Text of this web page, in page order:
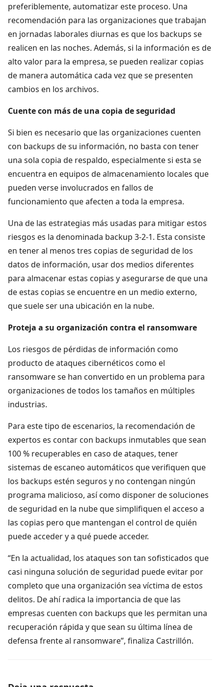
preferiblemente, automatizar este proceso. Una
recomendación para las organizaciones que trabajan
en jornadas laborales diurnas es que los backups se
realicen en las noches. Además, si la información es de
alto valor para la empresa, se pueden realizar copias
de manera automática cada vez que se presenten
cambios en los archivos.
Cuente con más de una copia de seguridad
Si bien es necesario que las organizaciones cuenten
con backups de su información, no basta con tener
una sola copia de respaldo, especialmente si esta se
encuentra en equipos de almacenamiento locales que
pueden verse involucrados en fallos de
funcionamiento que afecten a toda la empresa.
Una de las estrategias más usadas para mitigar estos
riesgos es la denominada backup 3-2-1. Esta consiste
en tener al menos tres copias de seguridad de los
datos de información, usar dos medios diferentes
para almacenar estas copias y asegurarse de que una
de estas copias se encuentre en un medio externo,
que suele ser una ubicación en la nube.
Proteja a su organización contra el ransomware
Los riesgos de pérdidas de información como
producto de ataques cibernéticos como el
ransomware se han convertido en un problema para
organizaciones de todos los tamaños en múltiples
industrias.
Para este tipo de escenarios, la recomendación de
expertos es contar con backups inmutables que sean
100 % recuperables en caso de ataques, tener
sistemas de escaneo automáticos que verifiquen que
los backups estén seguros y no contengan ningún
programa malicioso, así como disponer de soluciones
de seguridad en la nube que simplifiquen el acceso a
las copias pero que mantengan el control de quién
puede acceder y a qué puede acceder.
“En la actualidad, los ataques son tan sofisticados que
casi ninguna solución de seguridad puede evitar por
completo que una organización sea víctima de estos
delitos. De ahí radica la importancia de que las
empresas cuenten con backups que les permitan una
recuperación rápida y que sean su última línea de
defensa frente al ransomware”, finaliza Castrillón.